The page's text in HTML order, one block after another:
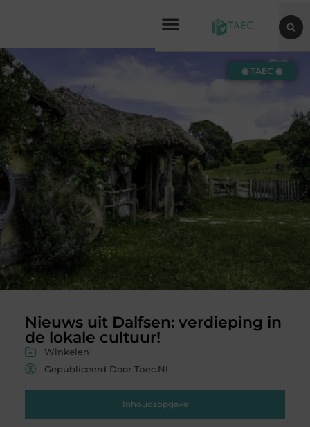
Nieuws uit Dalfsen: verdieping in
de lokale cultuur!
Winkelen
Gepubliceerd Door Taec.nl
Inhoudsopgave
◉ TAEC ◉